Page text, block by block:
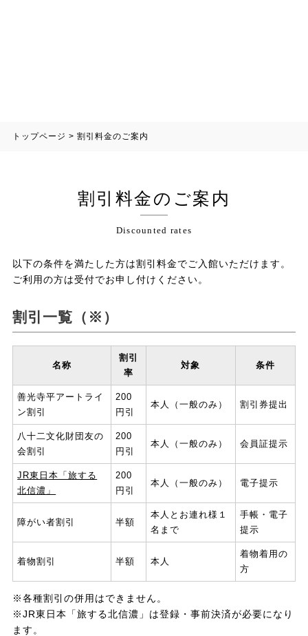
トップページ > 割引料金のご案内
割引料金のご案内
Discounted rates
以下の条件を満たした方は割引料金でご入館いただけます。
ご利用の方は受付でお申し付けください。
割引一覧（※）
名称
割引
率
対象 条件
善光寺平アートライ
ン割引
200
円引
本人（一般のみ） 割引券提出
八十二文化財団友の
会割引
200
円引
本人（一般のみ） 会員証提示
JR東日本「旅する
北信濃」
200
円引
本人（一般のみ） 電子提示
障がい者割引 半額
本人とお連れ様１
名まで
手帳・電子
提示
着物割引 半額 本人
着物着用の
方
※各種割引の併用はできません。
※JR東日本「旅する北信濃」は登録・事前決済が必要になり
ます。